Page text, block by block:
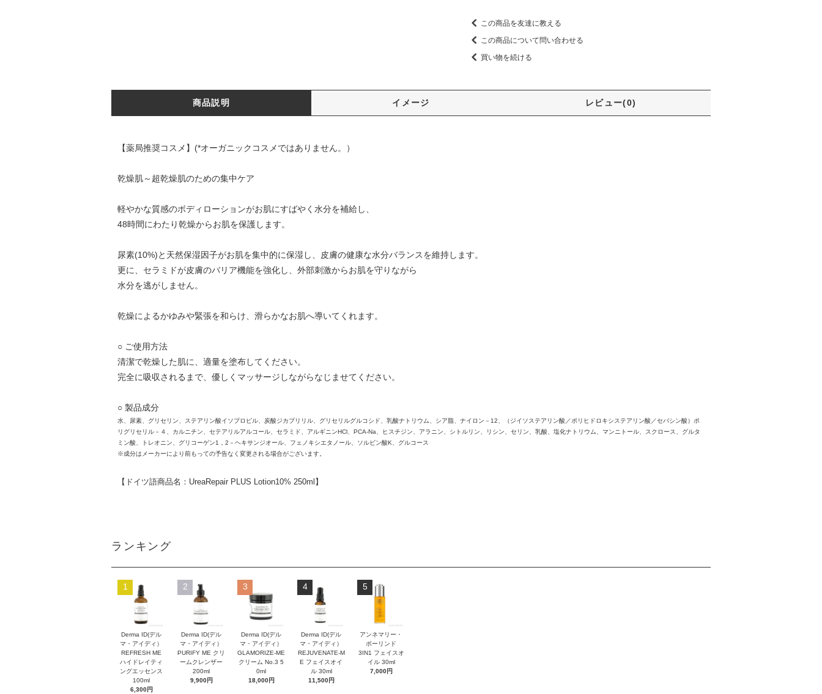
この商品を友達に教える
この商品について問い合わせる
買い物を続ける
商品説明 イメージ レビュー(0)
【薬局推奨コスメ】(*オーガニックコスメではありません。）
乾燥肌～超乾燥肌のための集中ケア
軽やかな質感のボディローションがお肌にすばやく水分を補給し、
48時間にわたり乾燥からお肌を保護します。
尿素(10%)と天然保湿因子がお肌を集中的に保湿し、皮膚の健康な水分バランスを維持します。
更に、セラミドが皮膚のバリア機能を強化し、外部刺激からお肌を守りながら
水分を逃がしません。
乾燥によるかゆみや緊張を和らけ、滑らかなお肌へ導いてくれます。
○ ご使用方法
清潔で乾燥した肌に、適量を塗布してください。
完全に吸収されるまで、優しくマッサージしながらなじませてください。
○ 製品成分
水、尿素、グリセリン、ステアリン酸イソプロピル、炭酸ジカプリリル、グリセリルグルコシド、乳酸ナトリウム、シア脂、ナイロン－12、（ジイソステアリン酸／ポリヒドロキシステアリン酸／セバシン酸）ポ
リグリセリル－４、カルニチン、セテアリルアルコール、セラミド、アルギニンHCl、PCA-Na、ヒスチジン、アラニン、シトルリン、リシン、セリン、乳酸、塩化ナトリウム、マンニトール、スクロース、グルタ
ミン酸、トレオニン、グリコーゲン1，2－ヘキサンジオール、フェノキシエタノール、ソルビン酸K、グルコース
※成分はメーカーにより前もっての予告なく変更される場合がございます。
【ドイツ語商品名：UreaRepair PLUS Lotion10% 250ml】
ランキング
1
Derma ID(デル
マ・アイディ）
REFRESH ME
ハイドレイティ
ングエッセンス
100ml
6,300円
2
Derma ID(デル
マ・アイディ）
PURIFY ME クリ
ームクレンザー
200ml
9,900円
3
Derma ID(デル
マ・アイディ）
GLAMORIZE-ME
クリーム No.3 5
0ml
18,000円
4
Derma ID(デル
マ・アイディ）
REJUVENATE-M
E フェイスオイ
ル 30ml
11,500円
5
アンネマリー・
ボーリンド
3IN1 フェイスオ
イル 30ml
7,000円